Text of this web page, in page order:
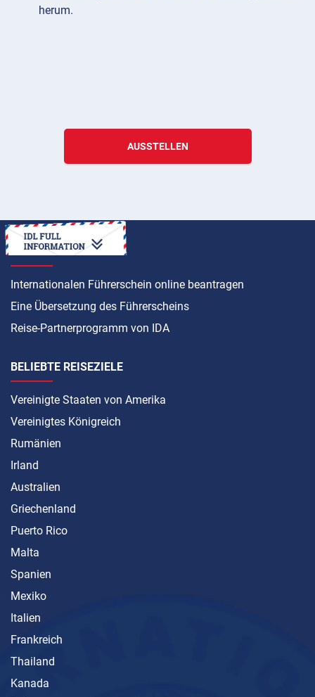
herum.
AUSSTELLEN
ANLEITUNG
Internationalen Führerschein online beantragen
Eine Übersetzung des Führerscheins
Reise-Partnerprogramm von IDA
BELIEBTE REISEZIELE
Vereinigte Staaten von Amerika
Vereinigtes Königreich
Rumänien
Irland
Australien
Griechenland
Puerto Rico
Malta
Spanien
Mexiko
Italien
Frankreich
Thailand
Kanada